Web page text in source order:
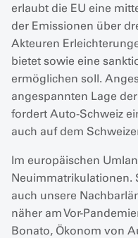
erlaubt die EU eine
der Emissionen über
Akteuren
bietet sowie eine
ermöglichen soll.
angespannten Lage
fordert Auto-Schweiz
auch auf dem
Im europäischen
Neuimmatrikulationen.
auch unsere
näher am Vor-
Bonato, Ökonom von